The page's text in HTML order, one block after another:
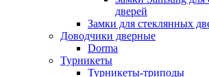
дверей
Замки для стеклянных
Доводчики дверные
Dorma
Турникеты
Турникеты-триподы